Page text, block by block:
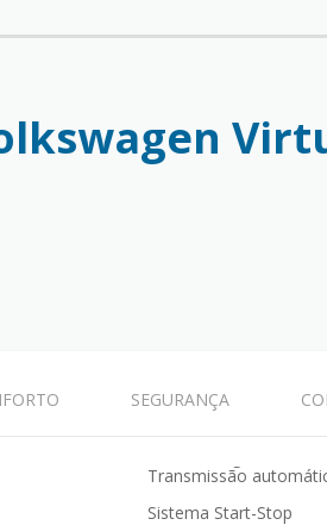
SEGURANÇA
Transmissão
Sistema Start-Stop